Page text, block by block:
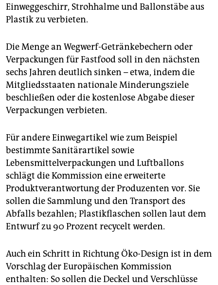
Einweggeschirr, Strohhalme und Ballonstäbe aus
Plastik zu verbieten.
Die Menge an Wegwerf-Getränkebechern oder
Verpackungen für Fastfood soll in den nächsten
sechs Jahren deutlich sinken – etwa, indem die
Mitgliedsstaaten nationale Minderungsziele
beschließen oder die kostenlose Abgabe dieser
Verpackungen verbieten.
Für andere Einwegartikel wie zum Beispiel
bestimmte Sanitärartikel sowie
Lebensmittelverpackungen und Luftballons
schlägt die Kommission eine erweiterte
Produktverantwortung der Produzenten vor. Sie
sollen die Sammlung und den Transport des
Abfalls bezahlen; Plastikflaschen sollen laut dem
Entwurf zu 90 Prozent recycelt werden.
Auch ein Schritt in Richtung Öko-Design ist in dem
Vorschlag der Europäischen Kommission
enthalten: So sollen die Deckel und Verschlüsse